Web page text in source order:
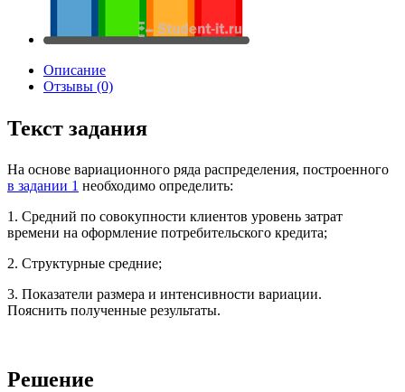
Описание
Отзывы (0)
Текст задания
На основе вариационного ряда распределения, построенного
в задании 1 необходимо определить:
1. Средний по совокупности клиентов уровень затрат
времени на оформление потребительского кредита;
2. Структурные средние;
3. Показатели размера и интенсивности вариации.
Пояснить полученные результаты.
Решение